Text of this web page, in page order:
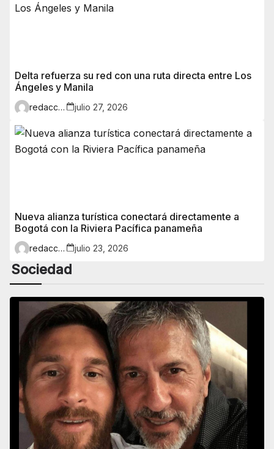
Delta refuerza su red con una ruta directa entre Los
Ángeles y Manila
redaccion julio 27, 2026
Nueva alianza turística conectará directamente a
Bogotá con la Riviera Pacífica panameña
redaccion julio 23, 2026
Sociedad